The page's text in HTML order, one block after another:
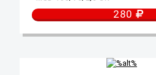
280